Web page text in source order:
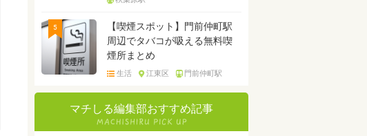
5
【喫煙スポット】門前仲町駅
周辺でタバコが吸える無料喫
煙所まとめ
生活 江東区 門前仲町駅
マチしる編集部おすすめ記事